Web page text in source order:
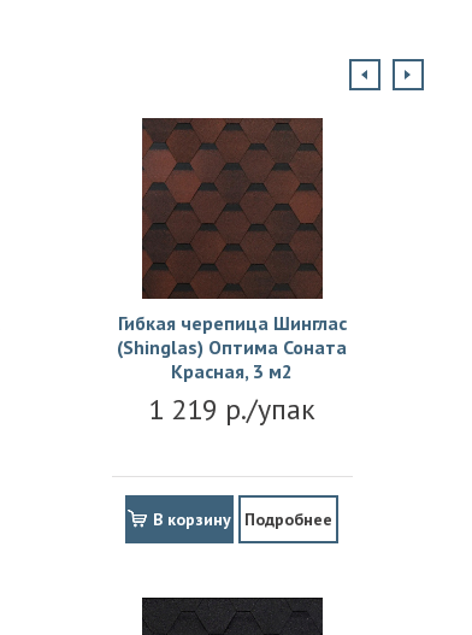
Гибкая черепица Шинглас
(Shinglas) Оптима Соната
Красная, 3 м2
1 219 р./упак
В корзину Подробнее